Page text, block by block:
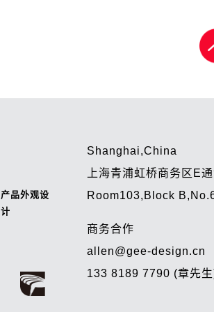
产品外观设
计
Shanghai,China
上海青浦虹桥商务区E
Room103,Block
商务合作
allen@gee-design.cn
133 8189 7790 (章先